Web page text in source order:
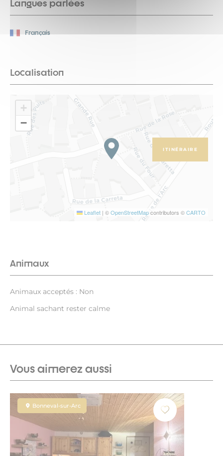
Langues parlées
Français
Localisation
+
−
Leaflet | ©OpenStreetMapcontributors ©CARTO
ITINÉRAIRE
Animaux
Animaux acceptés : Non
Animal sachant rester calme
Vous aimerez aussi
Bonneval-sur-Arc